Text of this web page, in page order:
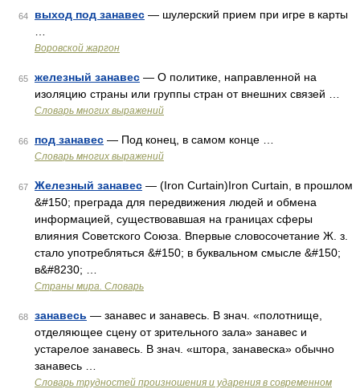
64 выход под занавес — шулерский прием при игре в карты
Воровской жаргон
65 железный занавес — О политике, направленной на
изоляцию страны или группы стран от внешних связей …
Словарь многих выражений
66 под занавес — Под конец, в самом конце …
Словарь многих выражений
67 Железный занавес — (Iron Curtain)Iron Curtain, в прошлом
&#150; преграда для передвижения людей и обмена
информацией, существовавшая на границах сферы
влияния Советского Союза. Впервые словосочетание Ж. з.
стало употребляться &#150; в буквальном смысле &#150;
в&#8230; …
Страны мира. Словарь
68 занавесь — занавес и занавесь. В знач. «полотнище,
отделяющее сцену от зрительного зала» занавес и
устарелое занавесь. В знач. «штора, занавеска» обычно
занавесь …
Словарь трудностей произношения и ударения в современном